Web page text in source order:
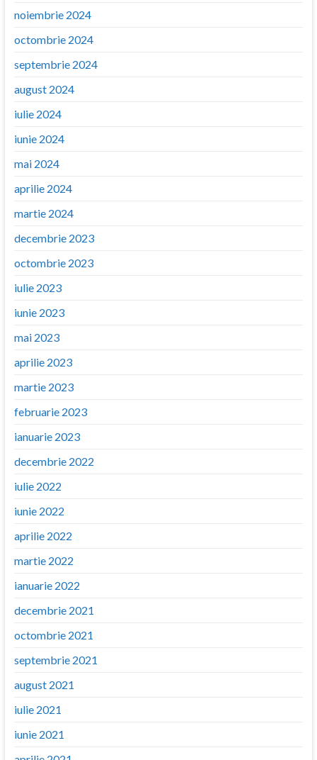
noiembrie 2024
octombrie 2024
septembrie 2024
august 2024
iulie 2024
iunie 2024
mai 2024
aprilie 2024
martie 2024
decembrie 2023
octombrie 2023
iulie 2023
iunie 2023
mai 2023
aprilie 2023
martie 2023
februarie 2023
ianuarie 2023
decembrie 2022
iulie 2022
iunie 2022
aprilie 2022
martie 2022
ianuarie 2022
decembrie 2021
octombrie 2021
septembrie 2021
august 2021
iulie 2021
iunie 2021